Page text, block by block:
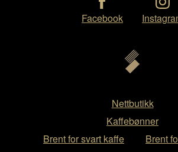
Facebook
Nettbutikk
Kaffebønner
Brent for svart kaffe
Brent